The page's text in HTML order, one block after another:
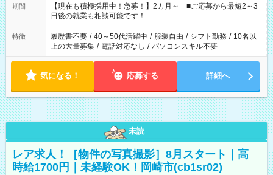
たくない」 など、ご希望を教えてくださいね。 ※Wワーク希望
の方へ 今ご覧のお仕事で希望する勤務時間と、もう1つのお仕事
の勤務時間。 合計で週40時間を超える場合は応募できません。
期間
【現在も積極採用中！急募！】2カ月～ ■ご応募から最短2～3
日後の就業も相談可能です！
特徴 履歴書不要 / 40～50代活躍中 / 服装自由 / シフト勤務 / 10名以
上の大量募集 / 電話対応なし / パソコンスキル不要
気になる！ 応募する 詳細へ
未読
レア求人！［物件の写真撮影］8月スタート｜高
時給1700円｜未経験OK！岡崎市(cb1sr02)